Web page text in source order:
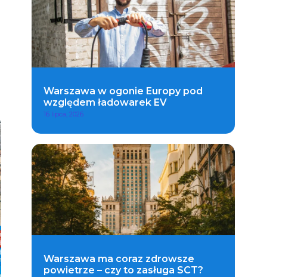
Warszawa w ogonie Europy pod
względem ładowarek EV
16 lipca, 2026
Warszawa ma coraz zdrowsze
powietrze – czy to zasługa SCT?